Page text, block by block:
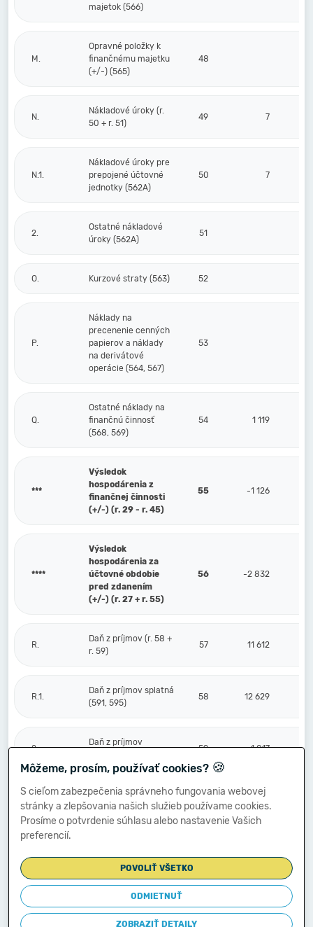
majetok (566)
M.
Opravné položky k
finančnému majetku
(+/-) (565)
48
N.
Nákladové úroky (r.
50 + r. 51)
49 7
N.1.
Nákladové úroky pre
prepojené účtovné
jednotky (562A)
50 7
2.
Ostatné nákladové
úroky (562A)
51
O. Kurzové straty (563) 52
P.
Náklady na
precenenie cenných
papierov a náklady
na derivátové
operácie (564, 567)
53
Q.
Ostatné náklady na
finančnú činnosť
(568, 569)
54 1 119
***
Výsledok
hospodárenia z
finančnej činnosti
(+/-) (r. 29 - r. 45)
55 -1 126
****
Výsledok
hospodárenia za
účtovné obdobie
pred zdanením
(+/-) (r. 27 + r. 55)
56 -2 832
R.
Daň z príjmov (r. 58 +
r. 59)
57 11 612
R.1.
Daň z príjmov splatná
(591, 595)
58 12 629
2.
Daň z príjmov
59 -1 017
S.
Prevod podielov na
výsledku
hospodárenia
60
****
Výsledok
hospodárenia za
účtovné obdobie po
zdanení (+/-) (r. 56
61 -14 444
Môžeme, prosím, používať cookies? 🍪
S cieľom zabezpečenia správneho fungovania webovej
stránky a zlepšovania našich služieb používame cookies.
Prosíme o potvrdenie súhlasu alebo nastavenie Vašich
preferencií.
POVOLIŤ VŠETKO
ODMIETNUŤ
ZOBRAZIŤ DETAILY